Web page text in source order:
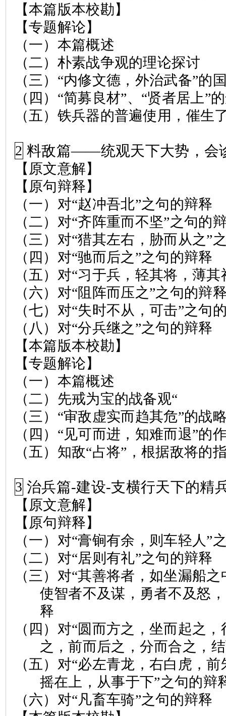
【本篇版本校勘】
【专题解论】
（一）本篇概述
（二）朴素战争观的理论探讨
（三） “内修文德，外治武备”的
（四） “简募良材”、 “贤者居上”
（五）铁兵器的普遍使用，催生
2 料敌篇——统观天下大势，会
【原文意解】
【原句辩释】
（一）对“赵冲吾北”之句的辩释
（二）对“齐阵重而不坚”之句的
（三）对“猎其左右，胁而从之”
（四）对“驰而后之”之句的辩释
（五）对“习于兵，轻其将，薄其
（六）对“阻阵而压之”之句的辩
（七）对“失时不从，可击”之句
（八）对“分兵继之”之句的辩释
【本篇版本校勘】
【专题解论】
（一）本篇概述
（二）先戒为宝的战备观“
（三） “审敌虚实而趋其危”的战
（四） “见可而进，知难而退”的
（五）知敌“占将” ，根据敌将的
3 治兵篇-建设-支横行天下的精
【原文意解】
【原句辩释】
（一）对“膏锏有余，则车轻人 ”
（二）对“居则有礼”之句的辩释
（三）对“其善将者，如坐漏船
使智者不及谋，勇者不及怒
释
（四）对“圆而方之，坐而起之
之，前而后之，分而合之，
（五）对“必左青龙，右白虎，
摇在上，从事于下”之句的辩
（六）对“凡畜车骑”之句的辩释